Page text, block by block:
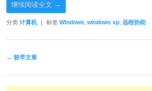
继续阅读全文 →
分类 计算机 标签 Windows,windows xp,远程协助
文章导航
← 较早文章